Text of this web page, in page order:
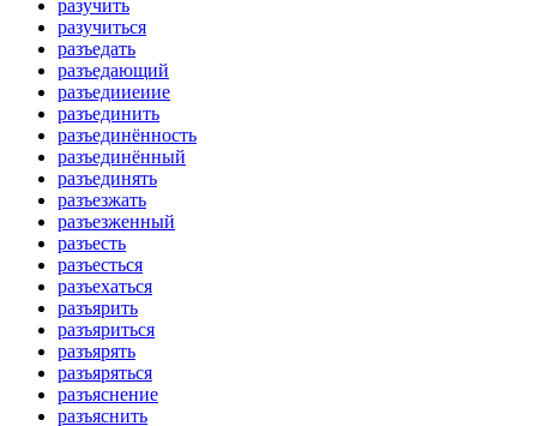
разучить
разучиться
разъедать
разъедающий
разъедииеиие
разъединить
разъединённость
разъединённый
разъединять
разъезжать
разъезженный
разъесть
разъесться
разъехаться
разъярить
разъяриться
разъярять
разъяряться
разъяснение
разъяснить